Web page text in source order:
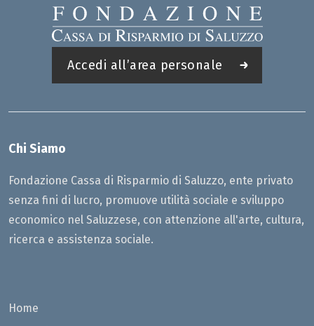
Accedi all’area personale
Chi Siamo
Fondazione Cassa di Risparmio di Saluzzo, ente privato
senza fini di lucro, promuove utilità sociale e sviluppo
economico nel Saluzzese, con attenzione all'arte, cultura,
ricerca e assistenza sociale.
Home